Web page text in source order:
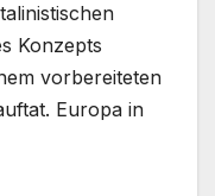
Konzepts
vorbereiteten
Europa in